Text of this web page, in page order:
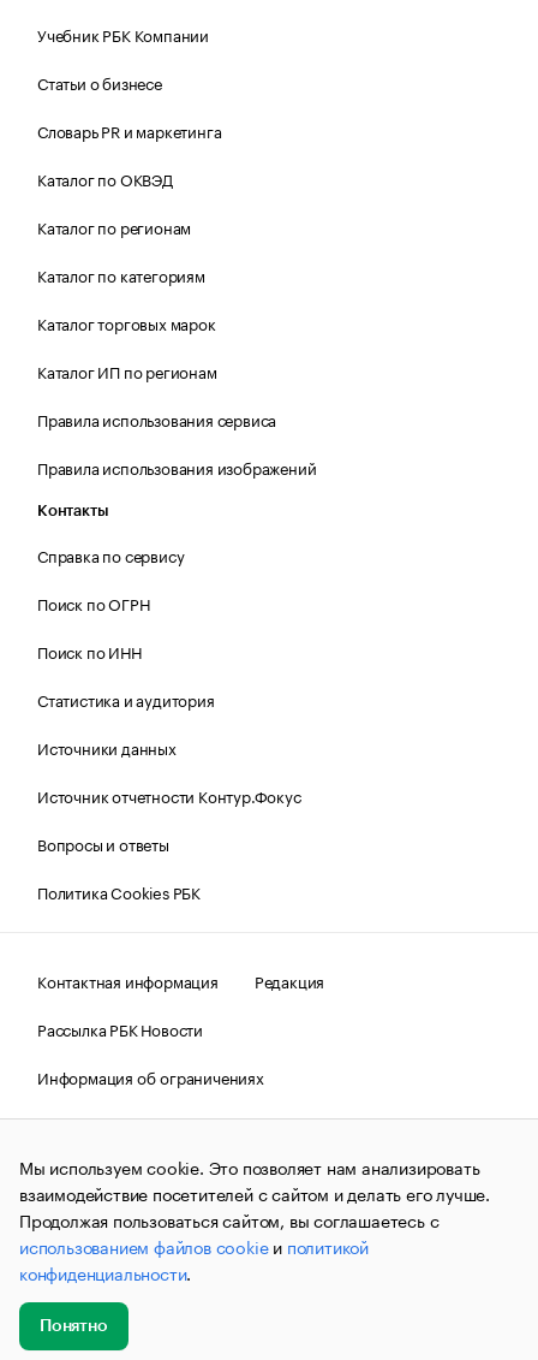
Учебник РБК Компании
Статьи о бизнесе
Словарь PR и маркетинга
Каталог по ОКВЭД
Каталог по регионам
Каталог по категориям
Каталог торговых марок
Каталог ИП по регионам
Правила использования сервиса
Правила использования изображений
Контакты
Справка по сервису
Поиск по ОГРН
Поиск по ИНН
Статистика и аудитория
Источники данных
Источник отчетности Контур.Фокус
Вопросы и ответы
Политика Cookies РБК
Контактная информация
Редакция
Рассылка РБК Новости
Информация об ограничениях
Правовая информация
О соблюдении авторских прав
© АО «РОСБИЗНЕСКОНСАЛТИНГ»,1995–2026.Сообщения
и материалы информационного агентства «РБК»
(зарегистрировано Федеральной службой по надзору в сфере
связи, информационных технологий и массовых
коммуникаций (Роскомнадзор) 09.12.2015 за номером ИА
№ФС77-63848) сопровождаются пометкой «РБК». Отдельные
публикации могут содержать информацию,
не предназначенную для пользователей
до 18 лет.
Мы используем cookie. Это позволяет нам анализировать
взаимодействие посетителей с сайтом и делать его лучше.
Продолжая пользоваться сайтом, вы соглашаетесь с
использованием файлов cookieи политикой
конфиденциальности.
Понятно